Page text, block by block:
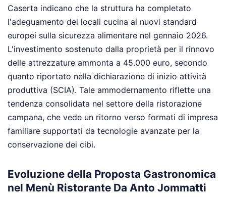
Caserta indicano che la struttura ha completato
l'adeguamento dei locali cucina ai nuovi standard
europei sulla sicurezza alimentare nel gennaio 2026.
L'investimento sostenuto dalla proprietà per il rinnovo
delle attrezzature ammonta a 45.000 euro, secondo
quanto riportato nella dichiarazione di inizio attività
produttiva (SCIA). Tale ammodernamento riflette una
tendenza consolidata nel settore della ristorazione
campana, che vede un ritorno verso formati di impresa
familiare supportati da tecnologie avanzate per la
conservazione dei cibi.
Evoluzione della Proposta Gastronomica
nel Menù Ristorante Da Anto Jommatti